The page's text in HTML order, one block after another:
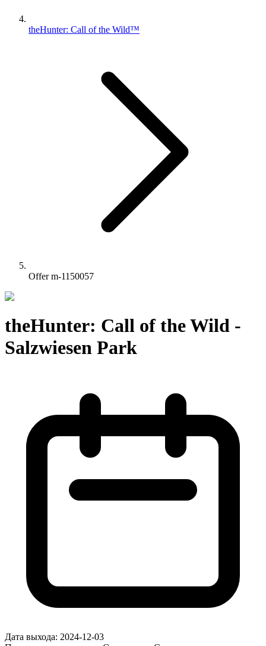
theHunter: Call of the Wild™
Offer m-1150057
theHunter: Call of the Wild -
Salzwiesen Park
Дата выхода: 2024-12-03